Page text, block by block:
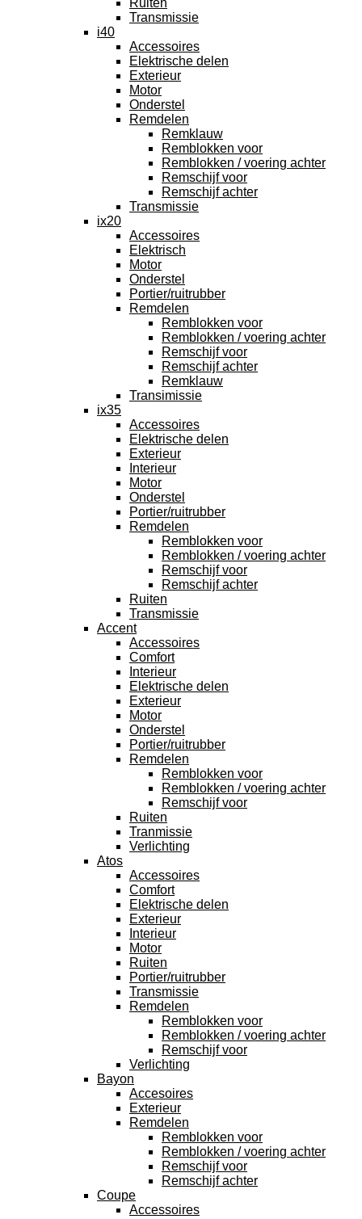
Ruiten
Transmissie
i40
Accessoires
Elektrische delen
Exterieur
Motor
Onderstel
Remdelen
Remklauw
Remblokken voor
Remblokken / voering achter
Remschijf voor
Remschijf achter
Transmissie
ix20
Accessoires
Elektrisch
Motor
Onderstel
Portier/ruitrubber
Remdelen
Remblokken voor
Remblokken / voering achter
Remschijf voor
Remschijf achter
Remklauw
Transimissie
ix35
Accessoires
Elektrische delen
Exterieur
Interieur
Motor
Onderstel
Portier/ruitrubber
Remdelen
Remblokken voor
Remblokken / voering achter
Remschijf voor
Remschijf achter
Ruiten
Transmissie
Accent
Accessoires
Comfort
Interieur
Elektrische delen
Exterieur
Motor
Onderstel
Portier/ruitrubber
Remdelen
Remblokken voor
Remblokken / voering achter
Remschijf voor
Ruiten
Tranmissie
Verlichting
Atos
Accessoires
Comfort
Elektrische delen
Exterieur
Interieur
Motor
Ruiten
Portier/ruitrubber
Transmissie
Remdelen
Remblokken voor
Remblokken / voering achter
Remschijf voor
Verlichting
Bayon
Accesoires
Exterieur
Remdelen
Remblokken voor
Remblokken / voering achter
Remschijf voor
Remschijf achter
Coupe
Accessoires